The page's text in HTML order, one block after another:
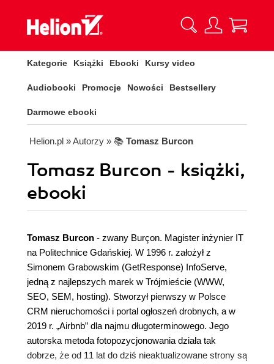
Kategorie Książki Ebooki Kursy video
Audiobooki Promocje Nowości Bestsellery
Darmowe ebooki
Helion.pl » Autorzy » 📚 Tomasz Burcon
Tomasz Burcon - książki,
ebooki
Tomasz Burcon - zwany Burçon. Magister inżynier IT
na Politechnice Gdańskiej. W 1996 r. założył z
Simonem Grabowskim (GetResponse) InfoServe,
jedną z najlepszych marek w Trójmieście (WWW,
SEO, SEM, hosting). Stworzył pierwszy w Polsce
CRM nieruchomości i portal ogłoszeń drobnych, a w
2019 r. „Airbnb” dla najmu długoterminowego. Jego
autorska metoda fotopozycjonowania działa tak
dobrze, że od 11 lat do dziś nieaktualizowane strony są